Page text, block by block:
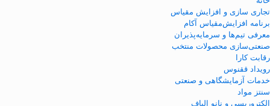
تجاری سازی و افزایش مقیاس
برنامه افزایش‌مقیاس آکام
معرفی تیم‌ها و سرمایه‌پذیران
صنعتی‌سازی محصولات منتخب
رقابت کارا
رویداد ققنوس
خدمات آزمایشگاهی و صنعتی
سنتز مواد
الکتروریسی و نانو الیاف